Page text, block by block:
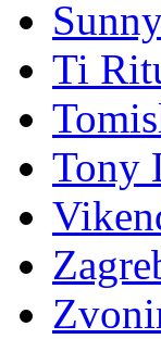
Ti
Tony